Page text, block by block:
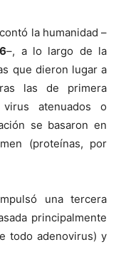
la humanidad –
–, a lo largo de la
que dieron lugar a
las de primera
atenuados o
se basaron en
(proteínas, por
una tercera
principalmente
todo adenovirus) y